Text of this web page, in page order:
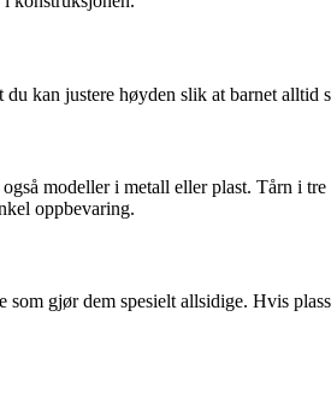
kan justere høyden slik at barnet
modeller i metall eller plast. Tårn i
oppbevaring.
gjør dem spesielt allsidige. Hvis